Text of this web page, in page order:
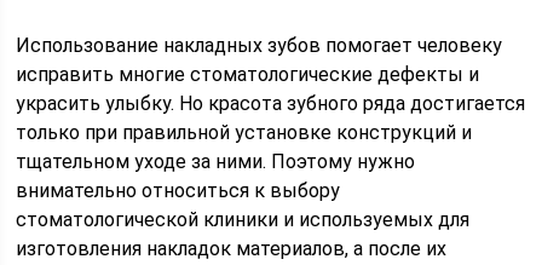
Использование накладных зубов помогает человеку
исправить многие стоматологические дефекты и
украсить улыбку. Но красота зубного ряда достигается
только при правильной установке конструкций и
тщательном уходе за ними. Поэтому нужно
внимательно относиться к выбору
стоматологической клиники и используемых для
изготовления накладок материалов, а после их